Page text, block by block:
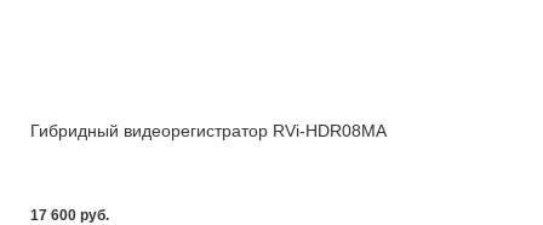
Гибридный видеорегистратор RVi-HDR08MA
17 600 pуб.